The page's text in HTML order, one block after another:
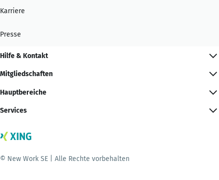
Karriere
Presse
Hilfe & Kontakt
Mitgliedschaften
Hauptbereiche
Services
© New Work SE | Alle Rechte vorbehalten